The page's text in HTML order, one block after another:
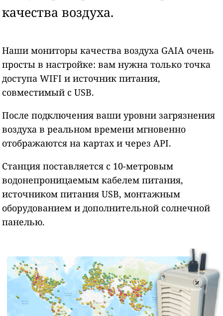
качества воздуха.
Наши мониторы качества воздуха GAIA очень
просты в настройке: вам нужна только точка
доступа WIFI и источник питания,
совместимый с USB.
После подключения ваши уровни загрязнения
воздуха в реальном времени мгновенно
отображаются на картах и через API.
Станция поставляется с 10-метровым
водонепроницаемым кабелем питания,
источником питания USB, монтажным
оборудованием и дополнительной солнечной
панелью.